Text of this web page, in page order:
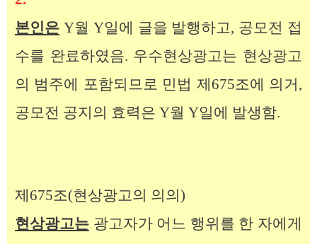
본인은 Y월 Y일에 글을 발행하고, 공모전 접
수를 완료하였음. 우수현상광고는 현상광고
의 범주에 포함되므로 민법 제675조에 의거,
공모전 공지의 효력은 Y월 Y일에 발생함.
제675조(현상광고의 의의)
현상광고는 광고자가 어느 행위를 한 자에게